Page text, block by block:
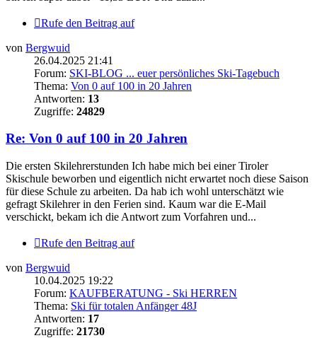
Rufe den Beitrag auf
von Bergwuid
26.04.2025 21:41
Forum: SKI-BLOG ... euer persönliches Ski-Tagebuch
Thema: Von 0 auf 100 in 20 Jahren
Antworten: 13
Zugriffe: 24829
Re: Von 0 auf 100 in 20 Jahren
Die ersten Skilehrerstunden Ich habe mich bei einer Tiroler
Skischule beworben und eigentlich nicht erwartet noch diese Saison
für diese Schule zu arbeiten. Da hab ich wohl unterschätzt wie
gefragt Skilehrer in den Ferien sind. Kaum war die E-Mail
verschickt, bekam ich die Antwort zum Vorfahren und...
Rufe den Beitrag auf
von Bergwuid
10.04.2025 19:22
Forum: KAUFBERATUNG - Ski HERREN
Thema: Ski für totalen Anfänger 48J
Antworten: 17
Zugriffe: 21730